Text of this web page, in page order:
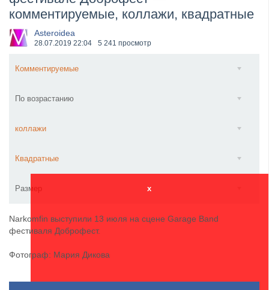
​Anthrax выпустили новый сингл и клип «Everybod...
комментируемые, коллажи, квадратные
Asteroidea
28.07.2019 22:04 5 241 просмотр
Комментируемые
По возрастанию
коллажи
Квадратные
Размер x
Narkomfin выступили 13 июля на сцене Garage Band
фестиваля Доброфест.
Фотограф: Мария Дикова